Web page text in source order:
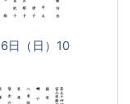
日（日）10